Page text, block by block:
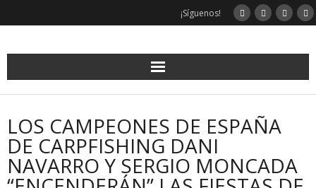
¡Síguenos!
LOS CAMPEONES DE ESPAÑA
DE CARPFISHING DANI
NAVARRO Y SERGIO MONCADA